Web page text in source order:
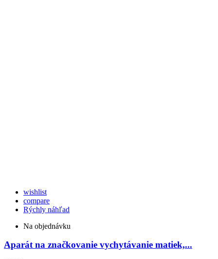
wishlist
compare
Rýchly náhľad
Na objednávku
Aparát na značkovanie vychytávanie matiek,...